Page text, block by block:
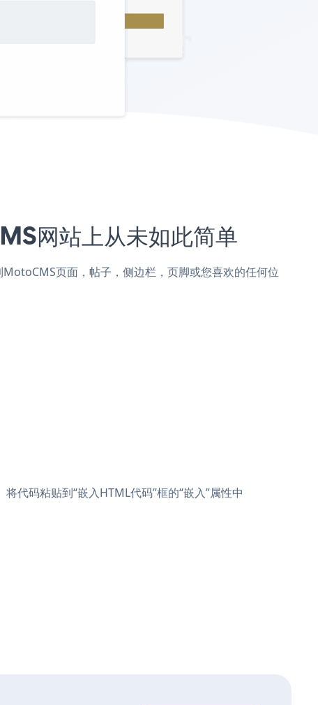
网站上从未如此简单
页面，帖子，侧边栏，页脚或您喜欢的任何位
代码粘贴到“嵌入HTML代码”框的“嵌入”属性中